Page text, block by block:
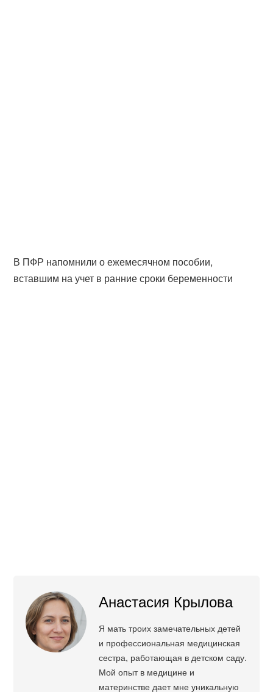
В ПФР напомнили о ежемесячном пособии,
вставшим на учет в ранние сроки беременности
Анастасия Крылова
Я мать троих замечательных детей
и профессиональная медицинская
сестра, работающая в детском саду.
Мой опыт в медицине и
материнстве дает мне уникальную